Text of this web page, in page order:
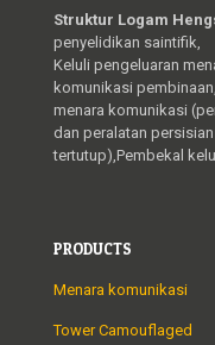
Struktur Logam
penyelidikan saintifik,
Keluli pengeluaran
komunikasi
menara komunikasi
dan peralatan
tertutup),Pembekal
PRODUCTS
Menara komunikasi
Tower Camouflaged